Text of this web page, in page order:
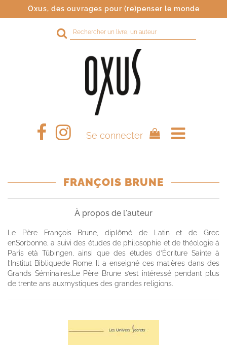
Oxus, des ouvrages pour (re)penser le monde
Rechercher
sur
site
Se connecter
FRANÇOIS BRUNE
À propos de l'auteur
Le Père François Brune, diplômé de Latin et de Grec
enSorbonne, a suivi des études de philosophie et de théologie à
Paris età Tübingen, ainsi que des études d’Écriture Sainte à
l’Institut Bibliquede Rome. Il a enseigné ces matières dans des
Grands Séminaires.Le Père Brune s’est intéressé pendant plus
de trente ans auxmystiques des grandes religions.